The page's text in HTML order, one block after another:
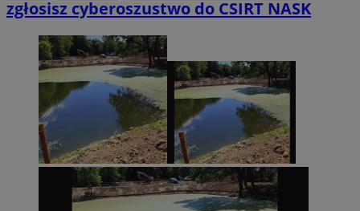
zgłosisz cyberoszustwo do CSIRT NASK